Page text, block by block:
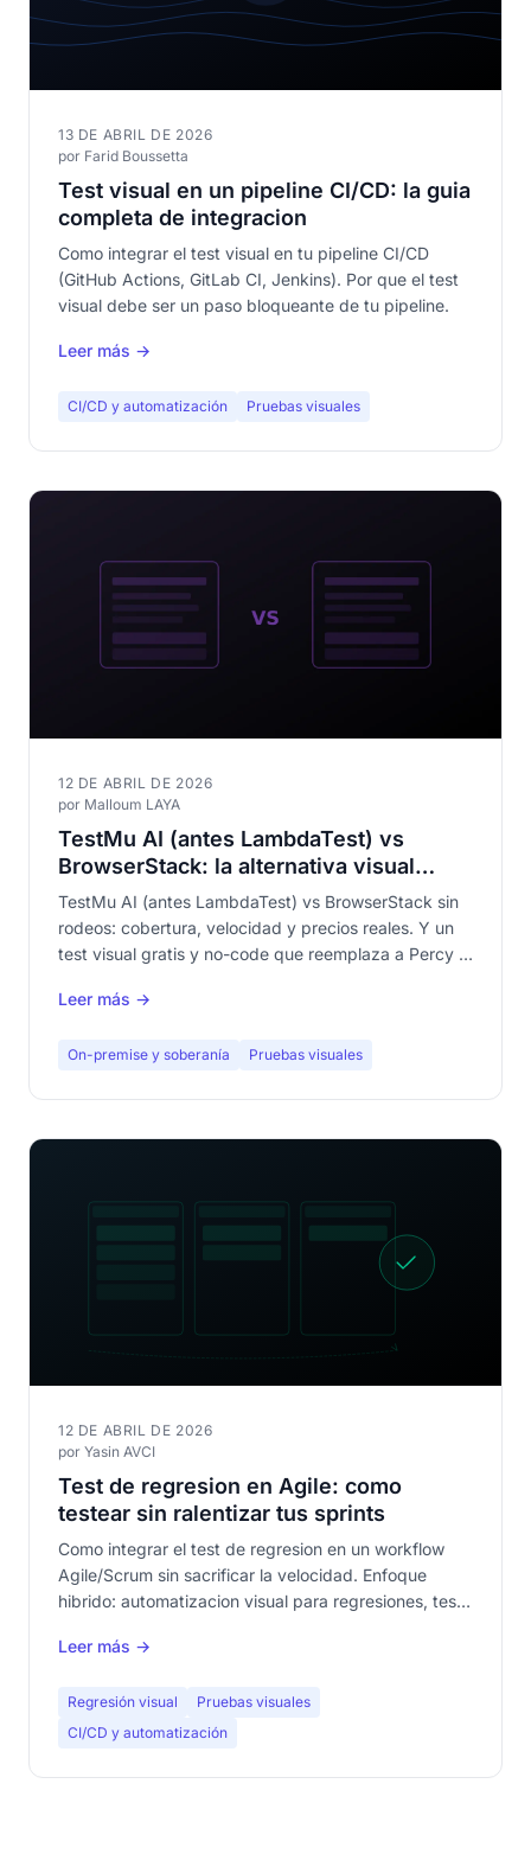
13 DE ABRIL DE 2026
por Farid Boussetta
Test visual en un pipeline CI/CD: la guia
completa de integracion
Como integrar el test visual en tu pipeline CI/CD
(GitHub Actions, GitLab CI, Jenkins). Por que el test
visual debe ser un paso bloqueante de tu pipeline.
Leer más →
CI/CD y automatización Pruebas visuales
12 DE ABRIL DE 2026
por Malloum LAYA
TestMu AI (antes LambdaTest) vs
BrowserStack: la alternativa visual
gratis
TestMu AI (antes LambdaTest) vs BrowserStack sin
rodeos: cobertura, velocidad y precios reales. Y un
test visual gratis y no-code que reemplaza a Percy o
Leer más →
On-premise y soberanía Pruebas visuales
12 DE ABRIL DE 2026
por Yasin AVCI
Test de regresion en Agile: como
testear sin ralentizar tus sprints
Como integrar el test de regresion en un workflow
Agile/Scrum sin sacrificar la velocidad. Enfoque
hibrido: automatizacion visual para regresiones, test
Leer más →
Regresión visual
Pruebas visuales
CI/CD y automatización